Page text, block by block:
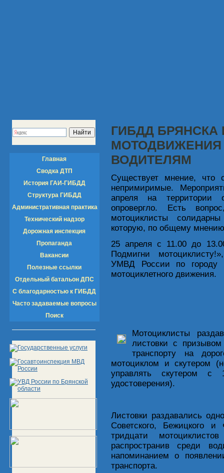
Главная
Сводка ДТП
История ГАИ-ГИБДД
Структура ГИБДД
Административная практика
Технический надзор
Дорожная инспекция
Пропаганда
Вакансии
Полезные ссылки
Отдельный батальон ДПС
С благодарностью к ГИБДД
Часто задаваемые вопросы
Поиск
ГИБДД БРЯНСКА
МОТОДВИЖЕНИЯ
ВОДИТЕЛЯМ
Существует мнение, что
непримиримые.
апреля на территории
опровергло. Есть
мотоциклисты солидарны
которую, по общему
25 апреля с 11.00 до
Подмигни
УМВД России по городу
мотоциклетного движения.
Мотоциклисты
листовки с
транспорту на
мотоциклом и скутером
управлять скутером с
удостоверения).
Листовки раздавались
Советского, Бежицкого и
тридцати
распространив среди
напоминанием о
транспорта.